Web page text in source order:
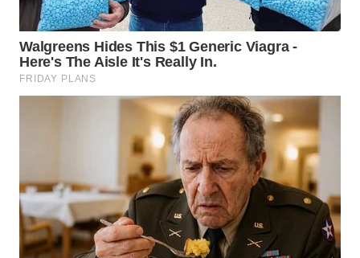
WN
TEBING
TINGGI
KARAWANG
WN
BEKASI